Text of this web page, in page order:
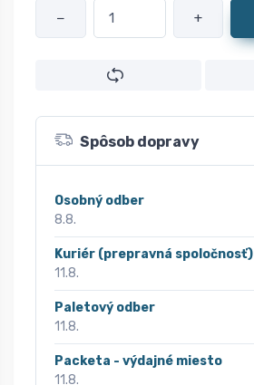
− +
Spôsob dopravy
Osobný odber
8.8.
Kuriér (prepravná spoločnosť)
11.8.
Paletový odber
11.8.
Packeta - výdajné miesto
11.8.